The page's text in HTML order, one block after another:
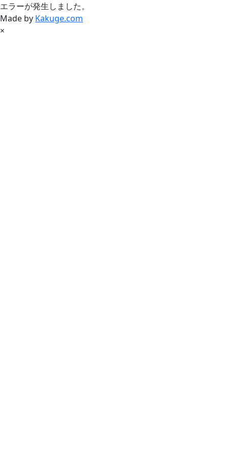
エラーが発生しました。
Made by Kakuge.com
×